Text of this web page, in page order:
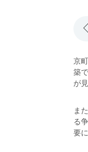
京
築
が
ま
る
要